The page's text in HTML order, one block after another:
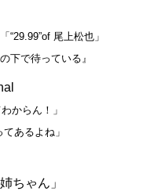
“29.99”of 尾上松也」
下で待っている』
からん！」
あるよね」
ちゃん」